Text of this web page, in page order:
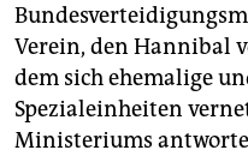
Verein, den Hannibal
dem sich ehemalige
Spezialeinheiten
Ministeriums